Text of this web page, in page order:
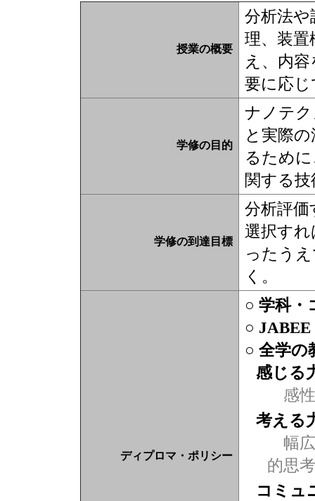
授業の概要
分析法や
理、装置
え、内
要に応
学修の目的
ナノテ
と実際
るため
関する
学修の到達目標
分析評
選択すれ
ったう
く。
ディプロマ・ポリシー
○ 学科・
○
○ 全学の
感じる
感性
考える
幅
的思
コミュ